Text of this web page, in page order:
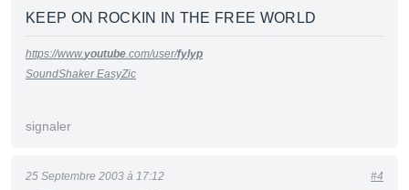
KEEP ON ROCKIN IN THE FREE WORLD
https://www.youtube.com/user/fylyp
SoundShaker EasyZic
signaler
25 Septembre 2003 à 17:12 #4